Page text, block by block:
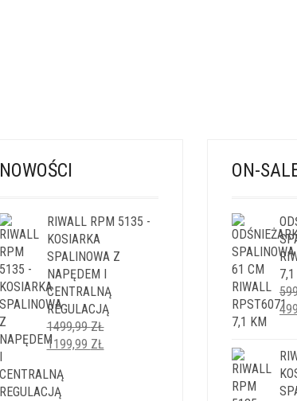
NOWOŚCI
RIWALL RPM 5135 -
KOSIARKA
SPALINOWA Z
NAPĘDEM I
CENTRALNĄ
REGULACJĄ
1499,99ZŁ
PIERWOTNA
WYNOSIŁA:
1499,99 ZŁ.
1199,99 ZŁ
ON-